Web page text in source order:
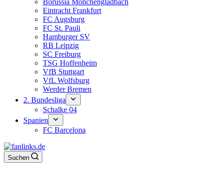
Borussia Mönchengladbach
Eintracht Frankfurt
FC Augsburg
FC St. Pauli
Hamburger SV
RB Leipzig
SC Freiburg
TSG Hoffenheim
VfB Stuttgart
VfL Wolfsburg
Werder Bremen
2. Bundesliga
Schalke 04
Spanien
FC Barcelona
Suchen